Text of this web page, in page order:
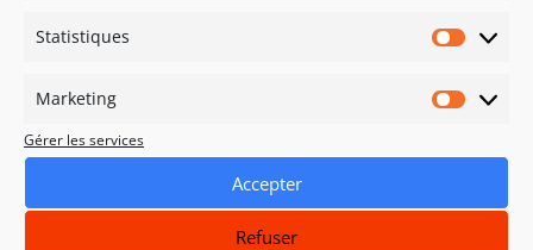
Statistiques
Marketing
Gérer les services
Accepter
Refuser
21 h 00 min
22 h 00 min